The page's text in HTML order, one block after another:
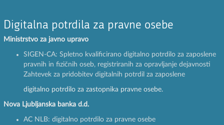
Digitalna potrdila za pravne osebe
Ministrstvo za javno upravo
SIGEN-CA: Spletno kvalificirano digitalno potrdilo za zaposlene
pravnih in fizičnih oseb, registriranih za opravljanje dejavnosti
Zahtevek za pridobitev digitalnih potrdil za zaposlene
digitalno potrdilo za zastopnika pravne osebe.
Nova Ljubljanska banka d.d.
AC NLB: digitalno potrdilo za pravne osebe